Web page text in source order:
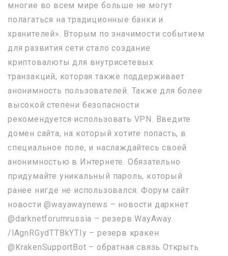
многие во всем мире больше не могут
полагаться на традиционные банки и
хранителей». Вторым по значимости событием
для развития сети стало создание
криптовалюты для внутрисетевых
транзакций, которая также поддерживает
анонимность пользователей. Также для более
высокой степени безопасности
рекомендуется использовать VPN. Введите
домен сайта, на который хотите попасть, в
специальное поле, и наслаждайтесь своей
анонимностью в Интернете. Обязательно
придумайте уникальный пароль, который
ранее нигде не использовался. Форум сайт
новости @wayawaynews – новости даркнет
@darknetforumrussia – резерв WayAway
/lAgnRGydTTBkYTIy – резерв кракен
@KrakenSupportBot – обратная связь Открыть